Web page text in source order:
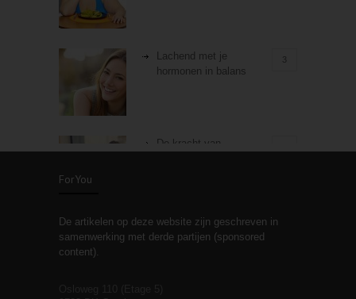
Lachend met je
hormonen in balans
3
De kracht van
Stiefouderschap en
relaties
ForYou
De artikelen op deze website zijn geschreven in
samenwerking met derde partijen (sponsored
content).